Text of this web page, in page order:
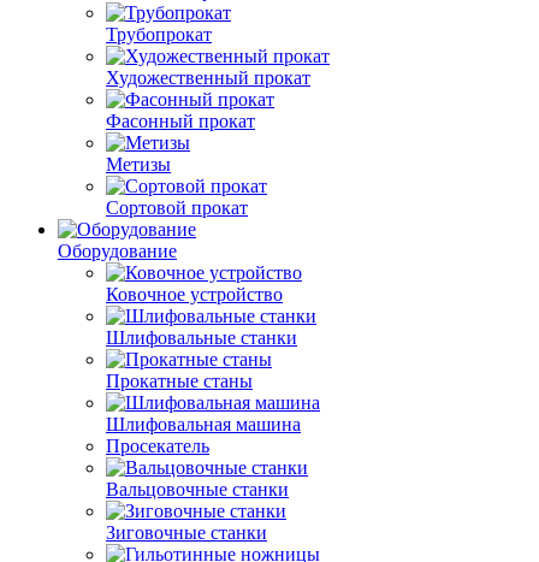
Трубопрокат
Художественный прокат
Фасонный прокат
Метизы
Сортовой прокат
Оборудование
Ковочное устройство
Шлифовальные станки
Прокатные станы
Шлифовальная машина
Просекатель
Вальцовочные станки
Зиговочные станки